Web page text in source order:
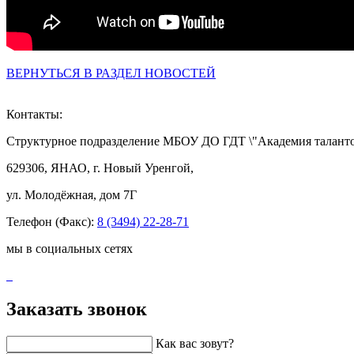
ВЕРНУТЬСЯ В РАЗДЕЛ НОВОСТЕЙ
Контакты:
Структурное подразделение МБОУ ДО ГДТ \"Академия
629306, ЯНАО, г. Новый Уренгой,
ул. Молодёжная, дом 7Г
Телефон (Факс): 8 (3494) 22-28-71
мы в социальных сетях
Заказать звонок
Как вас зовут?